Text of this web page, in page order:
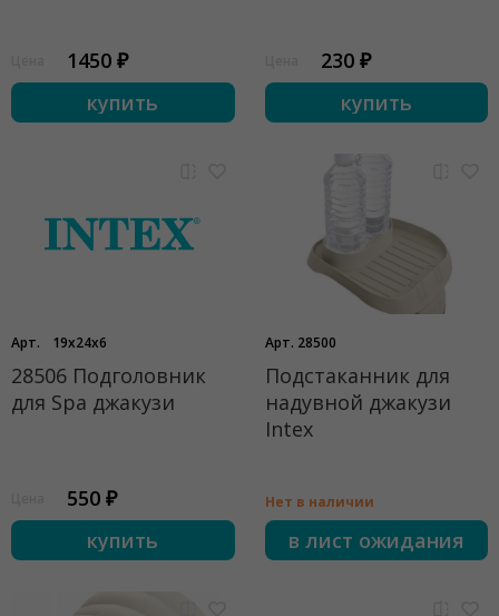
1450 ₽
купить
230 ₽
купить
Арт. 19x24x6
28506 Подголовник
для Spa джакузи
550 ₽
купить
Арт. 28500
Подстаканник для
надувной джакузи
Intex
Нет в наличии
в лист ожидания